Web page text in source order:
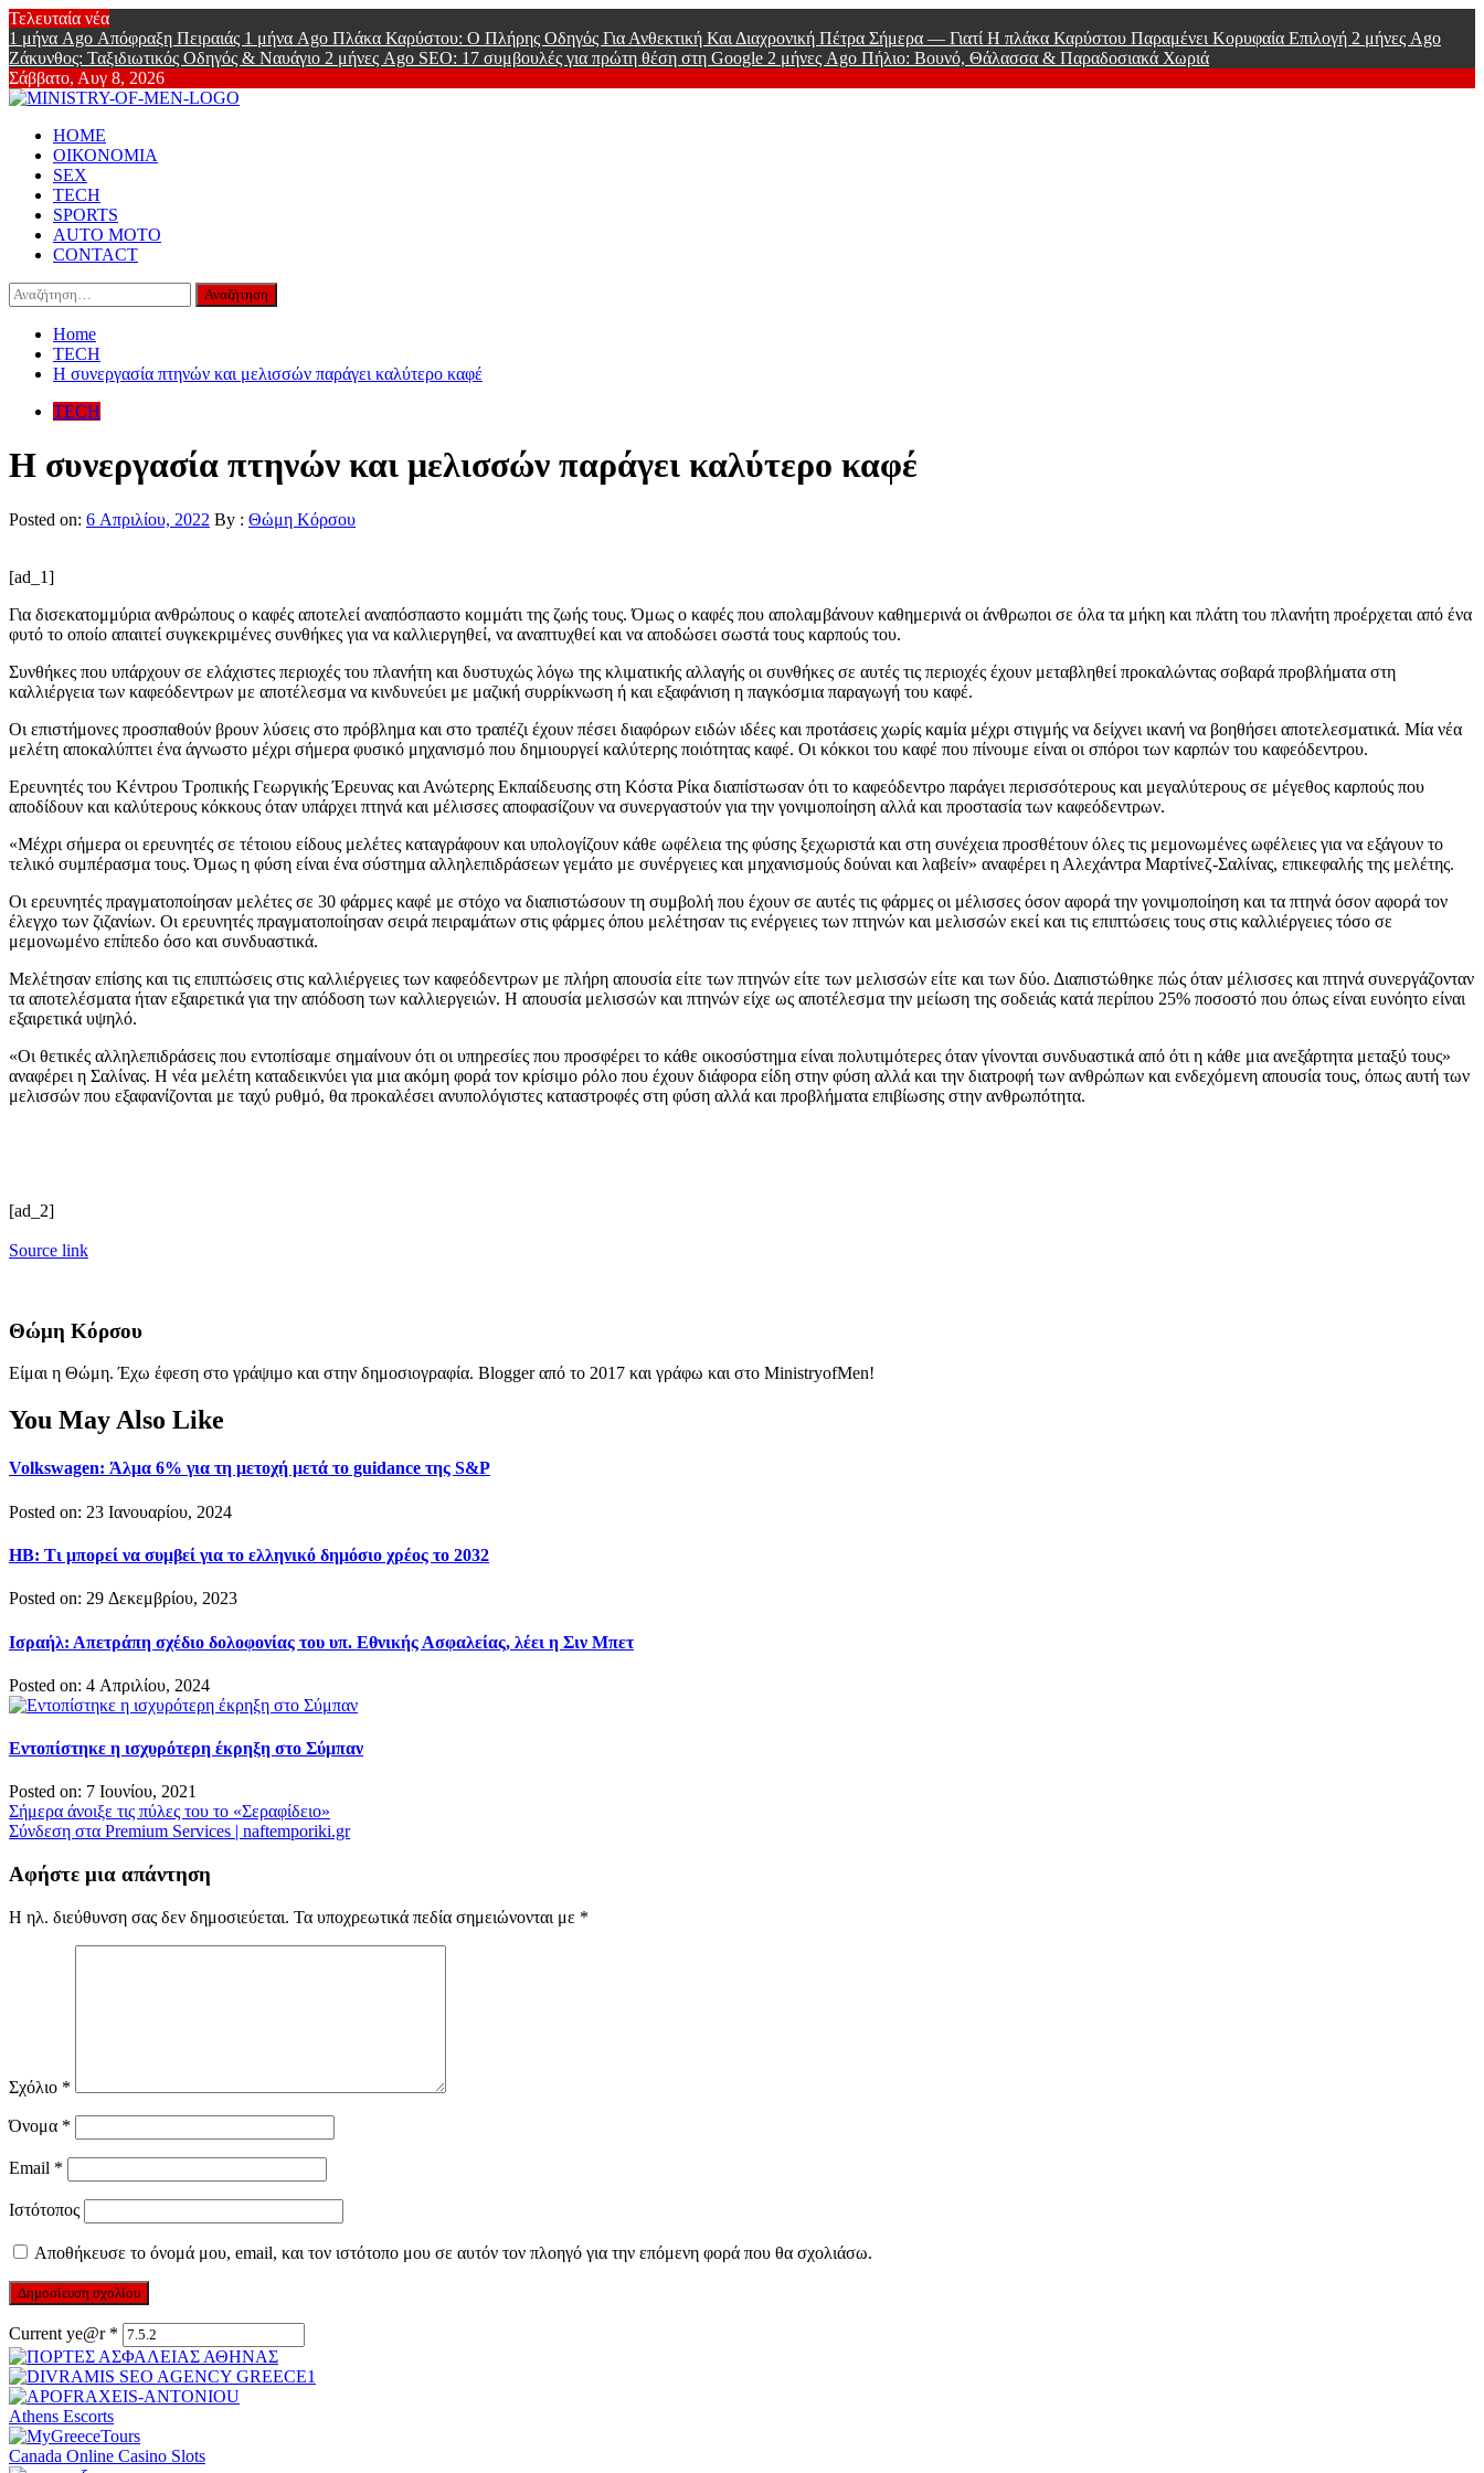
Skip
to
content
Τελευταία νέα
1 μήνα Ago Απόφραξη Πειραιάς 1 μήνα Ago Πλάκα Καρύστου: Ο Πλήρης Οδηγός Για Ανθεκτική Και Διαχρονική Πέτρα Σήμερα — Γιατί Η πλάκα Καρύστου Παραμένει Κορυφαία Επιλογή 2 μήνες Ago
Ζάκυνθος: Ταξιδιωτικός Οδηγός & Ναυάγιο 2 μήνες Ago SEO: 17 συμβουλές για πρώτη θέση στη Google 2 μήνες Ago Πήλιο: Βουνό, Θάλασσα & Παραδοσιακά Χωριά
Σάββατο, Αυγ 8, 2026
Online Lifestyle περιοδικό για Aνδρες
Primary
Menu
HOME
ΟΙΚΟΝΟΜΙΑ
SEX
TECH
SPORTS
AUTO MOTO
CONTACT
Αναζήτηση
για:
Home
TECH
Η συνεργασία πτηνών και μελισσών παράγει καλύτερο καφέ
TECH
Η συνεργασία πτηνών και μελισσών παράγει καλύτερο καφέ
Posted on: 6 Απριλίου, 2022 By : Θώμη Κόρσου
[ad_1]
Για δισεκατομμύρια ανθρώπους ο καφές αποτελεί αναπόσπαστο κομμάτι της ζωής τους. Όμως ο καφές που απολαμβάνουν καθημερινά οι άνθρωποι σε όλα τα μήκη και πλάτη του πλανήτη προέρχεται από ένα
φυτό το οποίο απαιτεί συγκεκριμένες συνθήκες για να καλλιεργηθεί, να αναπτυχθεί και να αποδώσει σωστά τους καρπούς του.
Συνθήκες που υπάρχουν σε ελάχιστες περιοχές του πλανήτη και δυστυχώς λόγω της κλιματικής αλλαγής οι συνθήκες σε αυτές τις περιοχές έχουν μεταβληθεί προκαλώντας σοβαρά προβλήματα στη
καλλιέργεια των καφεόδεντρων με αποτέλεσμα να κινδυνεύει με μαζική συρρίκνωση ή και εξαφάνιση η παγκόσμια παραγωγή του καφέ.
Οι επιστήμονες προσπαθούν βρουν λύσεις στο πρόβλημα και στο τραπέζι έχουν πέσει διαφόρων ειδών ιδέες και προτάσεις χωρίς καμία μέχρι στιγμής να δείχνει ικανή να βοηθήσει αποτελεσματικά. Μία νέα
μελέτη αποκαλύπτει ένα άγνωστο μέχρι σήμερα φυσικό μηχανισμό που δημιουργεί καλύτερης ποιότητας καφέ. Οι κόκκοι του καφέ που πίνουμε είναι οι σπόροι των καρπών του καφεόδεντρου.
Ερευνητές του Κέντρου Τροπικής Γεωργικής Έρευνας και Ανώτερης Εκπαίδευσης στη Κόστα Ρίκα διαπίστωσαν ότι το καφεόδεντρο παράγει περισσότερους και μεγαλύτερους σε μέγεθος καρπούς που
αποδίδουν και καλύτερους κόκκους όταν υπάρχει πτηνά και μέλισσες αποφασίζουν να συνεργαστούν για την γονιμοποίηση αλλά και προστασία των καφεόδεντρων.
«Μέχρι σήμερα οι ερευνητές σε τέτοιου είδους μελέτες καταγράφουν και υπολογίζουν κάθε ωφέλεια της φύσης ξεχωριστά και στη συνέχεια προσθέτουν όλες τις μεμονωμένες ωφέλειες για να εξάγουν το
τελικό συμπέρασμα τους. Όμως η φύση είναι ένα σύστημα αλληλεπιδράσεων γεμάτο με συνέργειες και μηχανισμούς δούναι και λαβείν» αναφέρει η Αλεχάντρα Μαρτίνεζ-Σαλίνας, επικεφαλής της μελέτης.
Οι ερευνητές πραγματοποίησαν μελέτες σε 30 φάρμες καφέ με στόχο να διαπιστώσουν τη συμβολή που έχουν σε αυτές τις φάρμες οι μέλισσες όσον αφορά την γονιμοποίηση και τα πτηνά όσον αφορά τον
έλεγχο των ζιζανίων. Οι ερευνητές πραγματοποίησαν σειρά πειραμάτων στις φάρμες όπου μελέτησαν τις ενέργειες των πτηνών και μελισσών εκεί και τις επιπτώσεις τους στις καλλιέργειες τόσο σε
μεμονωμένο επίπεδο όσο και συνδυαστικά.
Μελέτησαν επίσης και τις επιπτώσεις στις καλλιέργειες των καφεόδεντρων με πλήρη απουσία είτε των πτηνών είτε των μελισσών είτε και των δύο. Διαπιστώθηκε πώς όταν μέλισσες και πτηνά συνεργάζονταν
τα αποτελέσματα ήταν εξαιρετικά για την απόδοση των καλλιεργειών. Η απουσία μελισσών και πτηνών είχε ως αποτέλεσμα την μείωση της σοδειάς κατά περίπου 25% ποσοστό που όπως είναι ευνόητο είναι
εξαιρετικά υψηλό.
«Οι θετικές αλληλεπιδράσεις που εντοπίσαμε σημαίνουν ότι οι υπηρεσίες που προσφέρει το κάθε οικοσύστημα είναι πολυτιμότερες όταν γίνονται συνδυαστικά από ότι η κάθε μια ανεξάρτητα μεταξύ τους»
αναφέρει η Σαλίνας. Η νέα μελέτη καταδεικνύει για μια ακόμη φορά τον κρίσιμο ρόλο που έχουν διάφορα είδη στην φύση αλλά και την διατροφή των ανθρώπων και ενδεχόμενη απουσία τους, όπως αυτή των
μελισσών που εξαφανίζονται με ταχύ ρυθμό, θα προκαλέσει ανυπολόγιστες καταστροφές στη φύση αλλά και προβλήματα επιβίωσης στην ανθρωπότητα.
[ad_2]
Source link
Θώμη Κόρσου
Είμαι η Θώμη. Έχω έφεση στο γράψιμο και στην δημοσιογραφία. Blogger από το 2017 και γράφω και στο MinistryofMen!
You May Also Like
Volkswagen: Άλμα 6% για τη μετοχή μετά το guidance της S&P
Posted on: 23 Ιανουαρίου, 2024
HB: Τι μπορεί να συμβεί για το ελληνικό δημόσιο χρέος το 2032
Posted on: 29 Δεκεμβρίου, 2023
Ισραήλ: Απετράπη σχέδιο δολοφονίας του υπ. Εθνικής Ασφαλείας, λέει η Σιν Μπετ
Posted on: 4 Απριλίου, 2024
Εντοπίστηκε η ισχυρότερη έκρηξη στο Σύμπαν
Posted on: 7 Ιουνίου, 2021
Πλοήγηση
άρθρων
Σήμερα άνοιξε τις πύλες του το «Σεραφίδειο»
Σύνδεση στα Premium Services | naftemporiki.gr
Αφήστε μια απάντηση
Η ηλ. διεύθυνση σας δεν δημοσιεύεται. Τα υποχρεωτικά πεδία σημειώνονται με *
Σχόλιο *
Όνομα *
Email *
Ιστότοπος
Αποθήκευσε το όνομά μου, email, και τον ιστότοπο μου σε αυτόν τον πλοηγό για την επόμενη φορά που θα σχολιάσω.
Current ye@r *
Athens Escorts
Canada Online Casino Slots